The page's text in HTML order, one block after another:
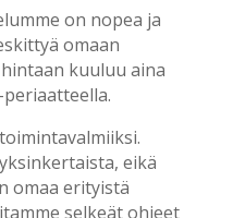
on nopea ja
omaan
kuuluu aina
eikä
omaa erityistä
selkeät ohjeet